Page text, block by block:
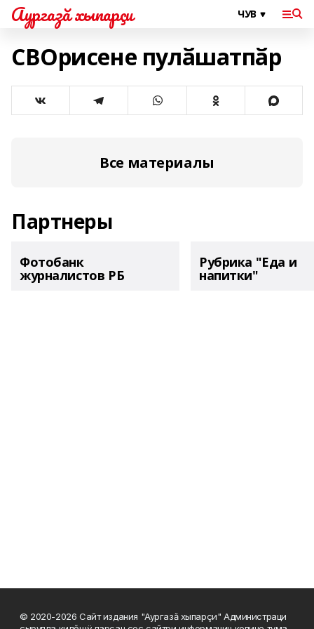
Аургазă хыпарçи
СВОрисене пулӑшатпӑр
Все материалы
Партнеры
Фотобанк
журналистов РБ
Рубрика "Еда и
напитки"
© 2020-2026 Сайт издания "Аургазă хыпарçи" Администраци